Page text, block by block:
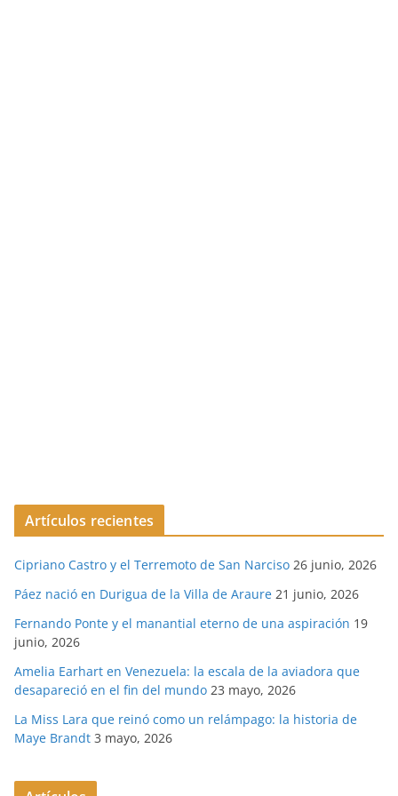
Artículos recientes
Cipriano Castro y el Terremoto de San Narciso 26 junio, 2026
Páez nació en Durigua de la Villa de Araure 21 junio, 2026
Fernando Ponte y el manantial eterno de una aspiración 19
junio, 2026
Amelia Earhart en Venezuela: la escala de la aviadora que
desapareció en el fin del mundo 23 mayo, 2026
La Miss Lara que reinó como un relámpago: la historia de
Maye Brandt 3 mayo, 2026